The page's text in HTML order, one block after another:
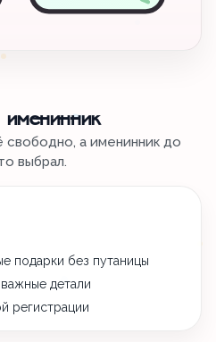
именинник
а именинник до
выбрал.
подарки без путаницы
детали
регистрации